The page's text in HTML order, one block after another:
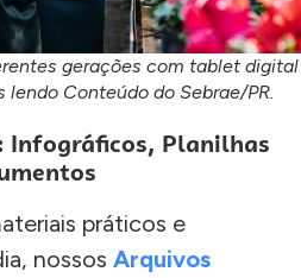
gerações com tablet digital
lendo Conteúdo do Sebrae/PR.
Planilhas
práticos e
nossos Arquivos